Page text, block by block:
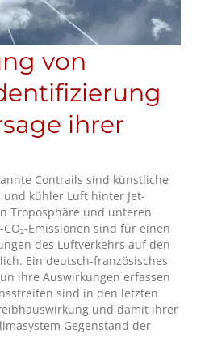
von
ihrer
Contrails sind künstliche
und kühler Luft hinter Jet-
Troposphäre und unteren
Emissionen sind für einen
des Luftverkehrs auf den
Ein deutsch-französisches
ihre Auswirkungen erfassen
sind in den letzten
und damit ihrer
Gegenstand der